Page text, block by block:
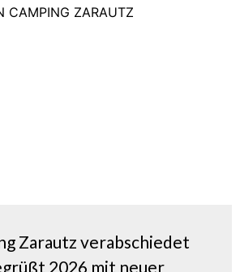
Zarautz verabschiedet
2026 mit neuer